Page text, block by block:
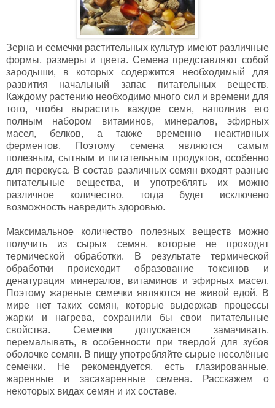
Зерна и семечки растительных культур имеют различные
формы, размеры и цвета. Семена представляют собой
зародыши, в которых содержится необходимый для
развития начальный запас питательных веществ.
Каждому растению необходимо много сил и времени для
того, чтобы вырастить каждое семя, наполнив его
полным набором витаминов, минералов, эфирных
масел, белков, а также временно неактивных
ферментов. Поэтому семена являются самым
полезным, сытным и питательным продуктов, особенно
для перекуса. В состав различных семян входят разные
питательные вещества, и употреблять их можно
различное количество, тогда будет исключено
возможность навредить здоровью.
Максимальное количество полезных веществ можно
получить из сырых семян, которые не проходят
термической обработки. В результате термической
обработки происходит образование токсинов и
денатурация минералов, витаминов и эфирных масел.
Поэтому жареные семечки являются не живой едой. В
мире нет таких семян, которые выдержав процессы
жарки и нагрева, сохранили бы свои питательные
свойства. Семечки допускается замачивать,
перемалывать, в особенности при твердой для зубов
оболочке семян. В пищу употребляйте сырые несолёные
семечки. Не рекомендуется, есть глазированные,
жаренные и засахаренные семена. Расскажем о
некоторых видах семян и их составе.